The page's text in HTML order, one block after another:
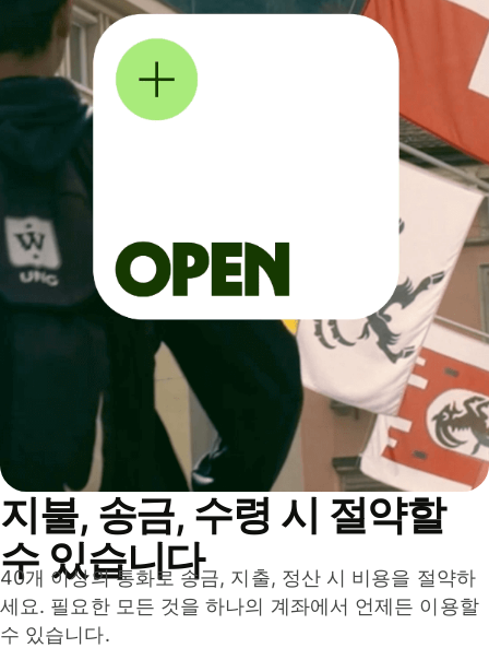
지불, 송금, 수령 시 절약할
수 있습니다
40개 이상의 통화로 송금, 지출, 정산 시 비용을 절약하
세요. 필요한 모든 것을 하나의 계좌에서 언제든 이용할
수 있습니다.